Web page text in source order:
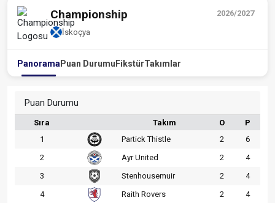
2026/2027
Championship
İskoçya
Panorama Puan Durumu FikstürTakımlar
Puan Durumu
Sıra Takım O
P
1
Partick Thistle 2
6
2
Ayr United 2
4
3
Stenhousemuir 2
4
4
Raith Rovers 2
4